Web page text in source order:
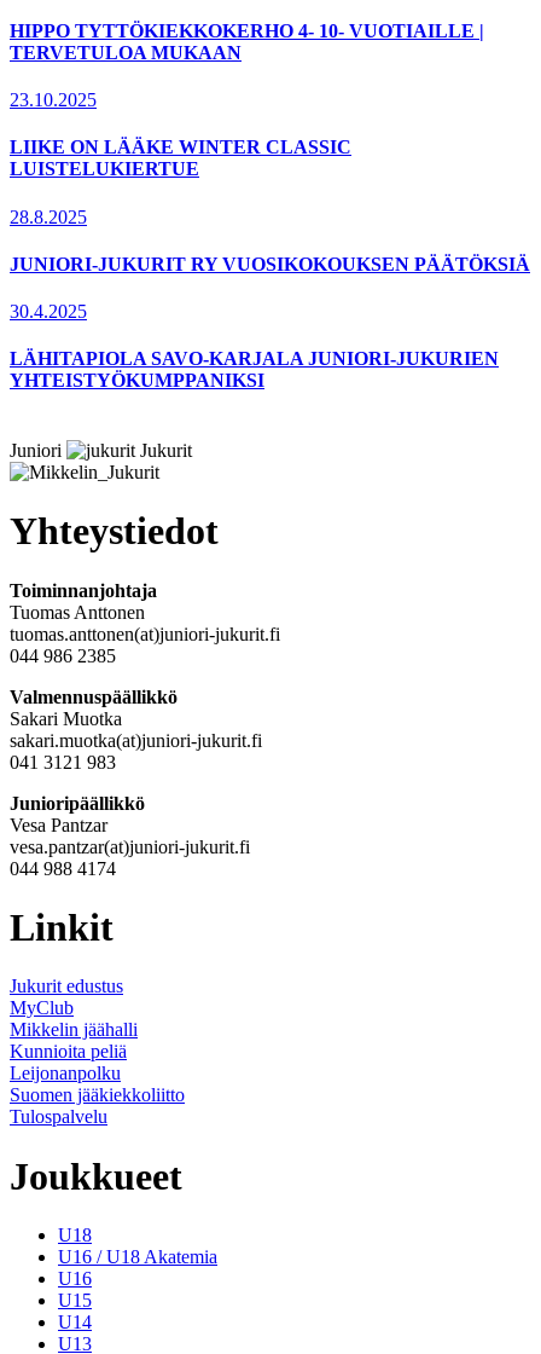
HIPPO TYTTÖKIEKKOKERHO 4- 10- VUOTIAILLE |
TERVETULOA MUKAAN
23.10.2025
LIIKE ON LÄÄKE WINTER CLASSIC
LUISTELUKIERTUE
28.8.2025
JUNIORI-JUKURIT RY VUOSIKOKOUKSEN PÄÄTÖKSIÄ
30.4.2025
LÄHITAPIOLA SAVO-KARJALA JUNIORI-JUKURIEN
YHTEISTYÖKUMPPANIKSI
Juniori Jukurit
Yhteystiedot
Toiminnanjohtaja
Tuomas Anttonen
tuomas.anttonen(at)juniori-jukurit.fi
044 986 2385
Valmennuspäällikkö
Sakari Muotka
sakari.muotka(at)juniori-jukurit.fi
041 3121 983
Junioripäällikkö
Vesa Pantzar
vesa.pantzar(at)juniori-jukurit.fi
044 988 4174
Linkit
Jukurit edustus
MyClub
Mikkelin jäähalli
Kunnioita peliä
Leijonanpolku
Suomen jääkiekkoliitto
Tulospalvelu
Joukkueet
U18
U16 / U18 Akatemia
U16
U15
U14
U13